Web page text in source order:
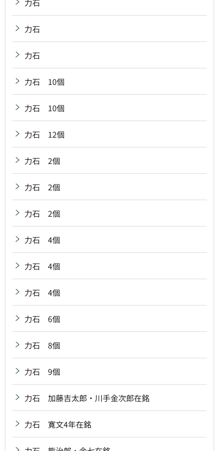
力石
力石
力石 10個
力石 10個
力石 12個
力石 2個
力石 2個
力石 2個
力石 4個
力石 4個
力石 4個
力石 6個
力石 8個
力石 9個
力石 加藤吉太郎・川手金次郎在銘
力石 寛文4年在銘